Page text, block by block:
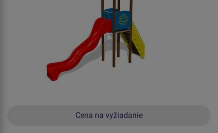
Cena na vyžiadanie